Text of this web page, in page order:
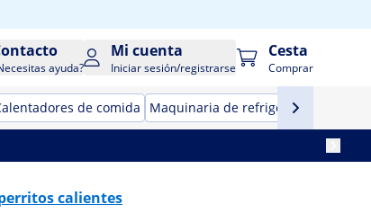
ayuda?
Mi cuenta
Iniciar sesión/registrarse
Cesta
Comprar
de comida Maquinaria de refrigeración para
calientes